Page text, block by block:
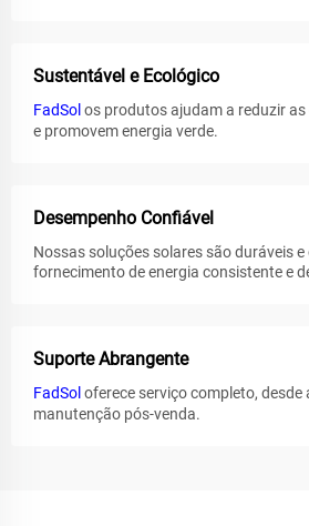
Sustentável e Ecológico
FadSol os produtos ajudam a reduzir
e promovem energia verde.
Desempenho Confiável
Nossas soluções solares são duráveis
fornecimento de energia consistente e
Suporte Abrangente
FadSol oferece serviço completo, desde
manutenção pós-venda.